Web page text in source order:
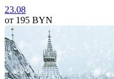
23.08
от 195 BYN